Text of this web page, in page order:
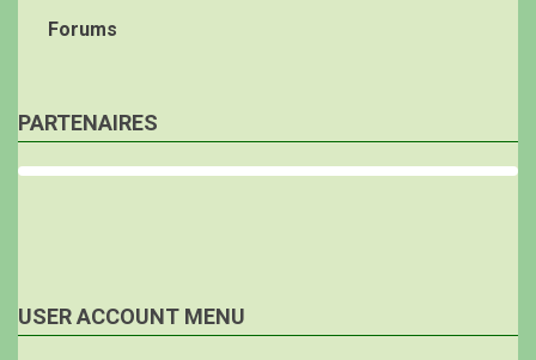
Forums
PARTENAIRES
USER ACCOUNT MENU